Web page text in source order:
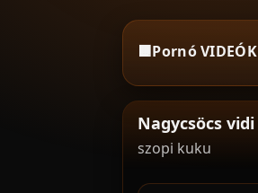
🟧Pornó VIDEÓK
Nagycsöcs vidi
szopi kuku